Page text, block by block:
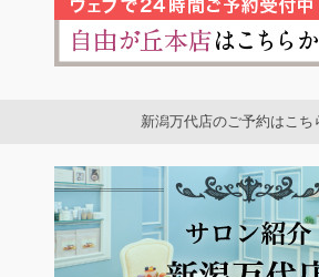
新潟万代店のご予約はこち